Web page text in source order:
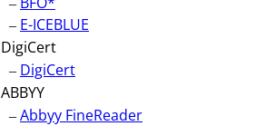
– E-ICEBLUE
DigiCert
– DigiCert
ABBYY
–Abbyy FineReader